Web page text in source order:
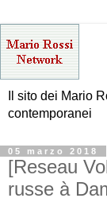
Il sito dei Mario
contemporanei
05 marzo 2018
[Reseau
russe à